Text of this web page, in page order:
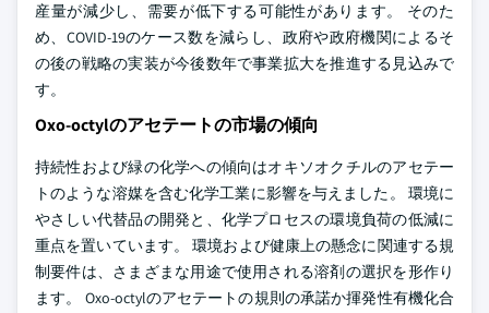
産量が減少し、需要が低下する可能性があります。 そのた
め、COVID-19のケース数を減らし、政府や政府機関によるそ
の後の戦略の実装が今後数年で事業拡大を推進する見込みで
す。
Oxo-octylのアセテートの市場の傾向
持続性および緑の化学への傾向はオキソオクチルのアセテー
トのような溶媒を含む化学工業に影響を与えました。 環境に
やさしい代替品の開発と、化学プロセスの環境負荷の低減に
重点を置いています。 環境および健康上の懸念に関連する規
制要件は、さまざまな用途で使用される溶剤の選択を形作り
ます。 Oxo-octylのアセテートの規則の承諾か揮発性有機化合